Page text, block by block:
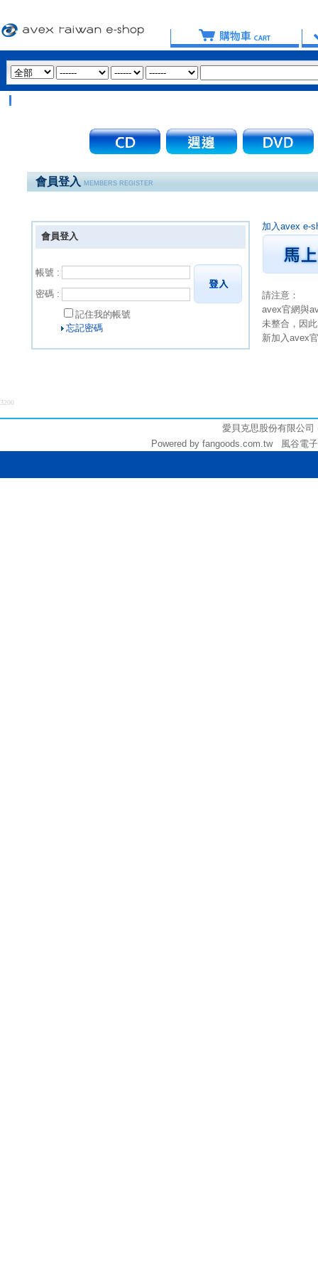
會員登入MEMBERS REGISTER
會員登入
帳號 :
密碼 :
記住我的帳號
忘記密碼
加入avex e-
請注意：
avex官網與
未整合，因
新加入avex
3200
愛貝克思股份有限公
Powered by fangoods.com.tw 風谷電子商